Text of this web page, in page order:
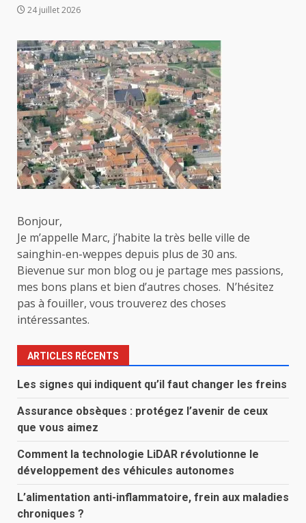
24 juillet 2026
Bonjour,
Je m’appelle Marc, j’habite la très belle ville de
sainghin-en-weppes depuis plus de 30 ans.
Bievenue sur mon blog ou je partage mes passions,
mes bons plans et bien d’autres choses. N’hésitez
pas à fouiller, vous trouverez des choses
intéressantes.
ARTICLES RÉCENTS
Les signes qui indiquent qu’il faut changer les freins
Assurance obsèques : protégez l’avenir de ceux
que vous aimez
Comment la technologie LiDAR révolutionne le
développement des véhicules autonomes
L’alimentation anti-inflammatoire, frein aux maladies
chroniques ?